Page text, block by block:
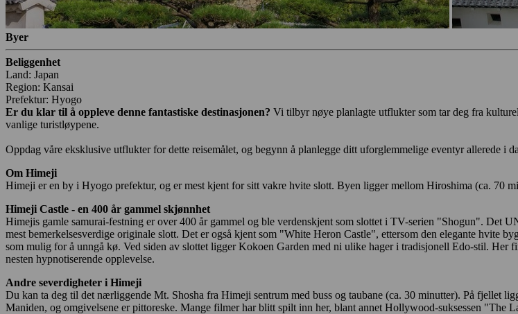
Byer
Beliggenhet
Land: Japan
Region: Kansai
Prefektur: Hyogo
Er du klar til å oppleve denne fantastiske destinasjonen? Vi tilbyr nøye planlagte utflukter som tar deg fra
vanlige turistløypene.
Oppdag våre eksklusive utflukter for dette reisemålet, og begynn å planlegge ditt uforglemmelige eventyr allerede i
Om Himeji
Himeji er en by i Hyogo prefektur, og er mest kjent for sitt vakre hvite slott. Byen ligger mellom Hiroshima (ca. 70
Himeji Castle - en 400 år gammel skjønnhet
Himejis gamle samurai-festning er over 400 år gammel og ble verdenskjent som slottet i TV-serien "Shogun". Det
mest bemerkelsesverdige originale slott. Det er også kjent som "White Heron Castle", ettersom den elegante hvite
som mulig for å unngå kø. Ved siden av slottet ligger Kokoen Garden med ni ulike hager i tradisjonell Edo-stil. Her
nesten hypnotiserende opplevelse.
Andre severdigheter i Himeji
Du kan ta deg til det nærliggende Mt. Shosha fra Himeji sentrum med buss og taubane (ca. 30 minutter). På fjellet
Maniden, og omgivelsene er pittoreske. Mange filmer har blitt spilt inn her, blant annet Hollywood-suksessen "The